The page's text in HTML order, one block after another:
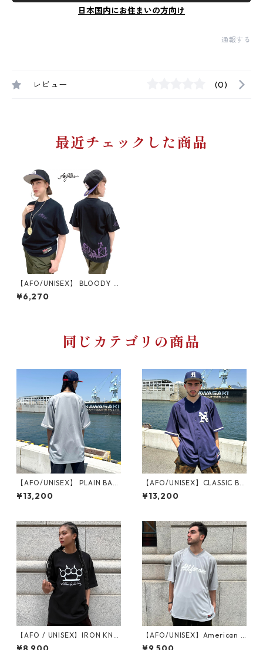
日本国内にお住まいの方向け
通報する
レビュー (0)
最近チェックした商品
【AFO/UNISEX】 BLOODY P
AINT Tシャツ 【ブラック/パ
ープル】【ゆうパケット配送
¥6,270
同じカテゴリの商品
【AFO/UNISEX】 PLAIN BAS
EBALL SHIRTS / 無地ボディー
¥13,200
【AFO/UNISEX】CLASSIC BA
SE BALL SHIRTS / クラシック
ベースボール シャツ 【4色】
¥13,200
【AFO / UNISEX】IRON KNU
CKLE TEE / アイアン ナック
【AFO/UNISEX】American F
ootball Shirts アメフトシャ